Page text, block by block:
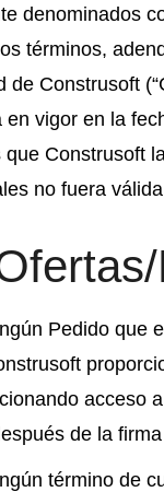
denominados
términos,
de Construsoft
en vigor en la
que Construsoft
no fuera
Pedido que
acceso
de la
término de